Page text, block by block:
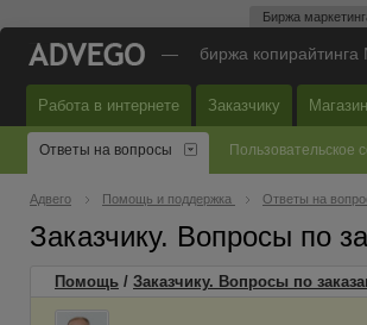
Биржа
— биржа
Работа в интернете Заказчику
Ответы на вопросы Пользовательское
Адвего Помощь и поддержка Ответы на
Заказчику. Вопросы по
Помощь / Заказчику. Вопросы по